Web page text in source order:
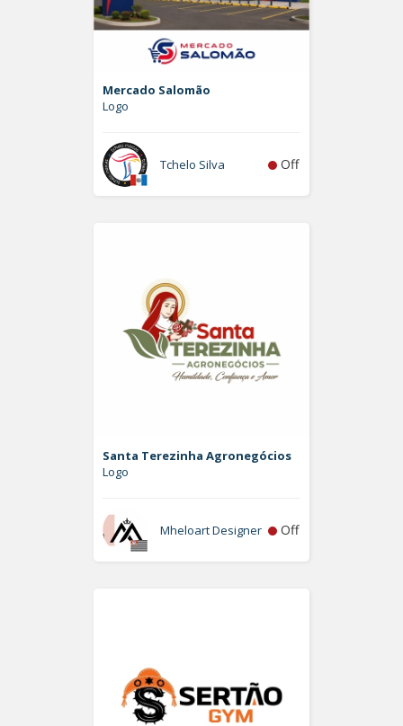
Mercado Salomão
Logo
Tchelo Silva Off
Santa Terezinha Agronegócios
Logo
Mheloart Designer Off